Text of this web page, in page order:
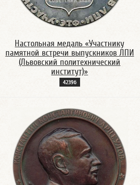
Настольная медаль «Участнику
памятной встречи выпускников ЛПИ
(Львовский политехнический
институт)»
4239б